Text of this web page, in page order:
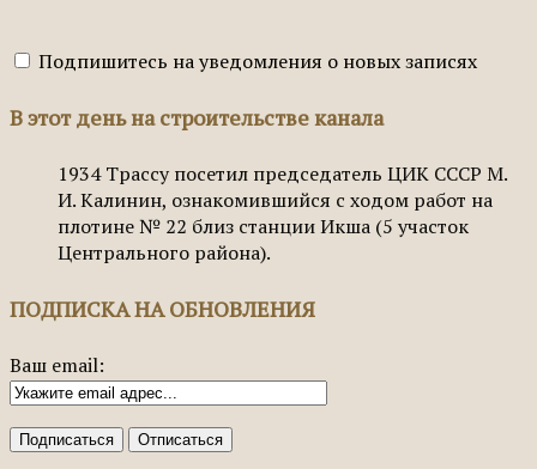
Подпишитесь на уведомления о новых записях
В этот день на строительстве канала
1934 Трассу посетил председатель ЦИК СССР М.
И. Калинин, ознакомившийся с ходом работ на
плотине № 22 близ станции Икша (5 участок
Центрального района).
ПОДПИСКА НА ОБНОВЛЕНИЯ
Ваш email: